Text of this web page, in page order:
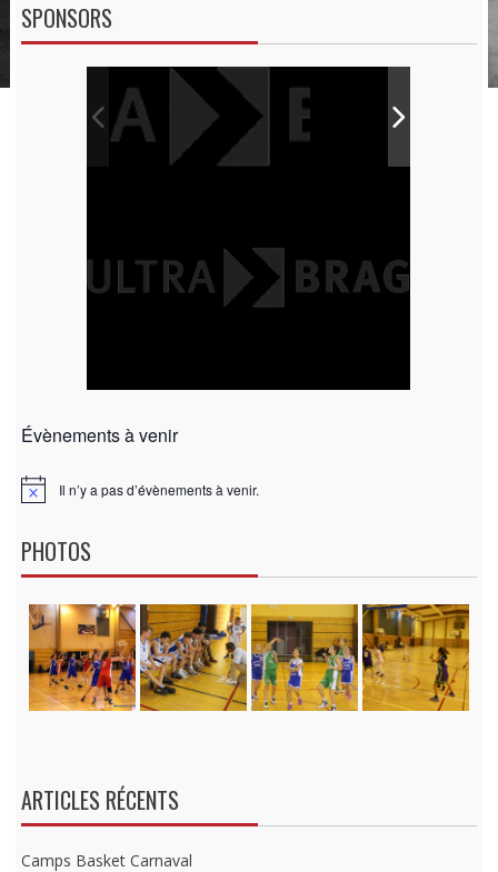
SPONSORS
Évènements à venir
N
c
Il n’y a pas d’évènements à venir.
PHOTOS
ARTICLES RÉCENTS
Camps Basket Carnaval